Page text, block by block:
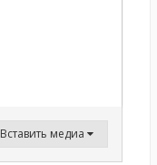
Вставить медиа